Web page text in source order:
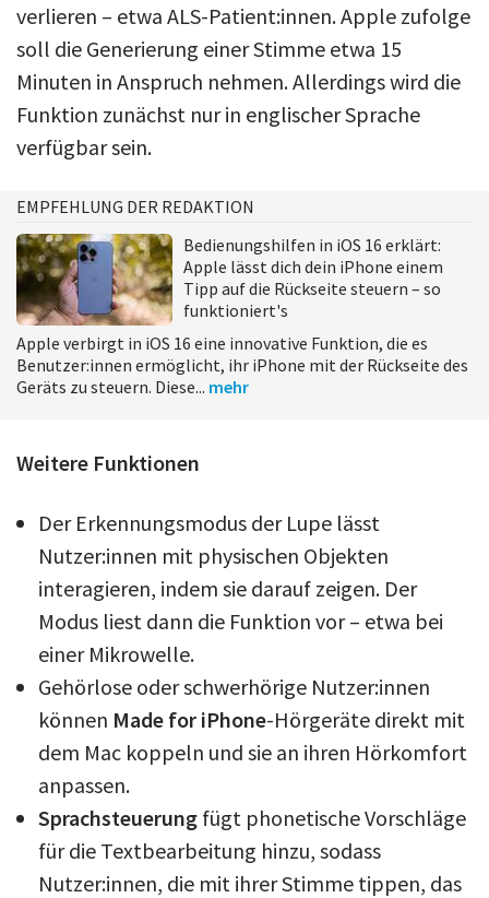
verlieren – etwa ALS-Patient:innen. Apple zufolge
soll die Generierung einer Stimme etwa 15
Minuten in Anspruch nehmen. Allerdings wird die
Funktion zunächst nur in englischer Sprache
verfügbar sein.
EMPFEHLUNG DER REDAKTION
Bedienungshilfen in iOS 16 erklärt:
Apple lässt dich dein iPhone einem
Tipp auf die Rückseite steuern – so
funktioniert's
Apple verbirgt in iOS 16 eine innovative Funktion, die es
Benutzer:innen ermöglicht, ihr iPhone mit der Rückseite des
Geräts zu steuern. Diese... mehr
Weitere Funktionen
Der Erkennungsmodus der Lupe lässt
Nutzer:innen mit physischen Objekten
interagieren, indem sie darauf zeigen. Der
Modus liest dann die Funktion vor – etwa bei
einer Mikrowelle.
Gehörlose oder schwerhörige Nutzer:innen
können Made for iPhone-Hörgeräte direkt mit
dem Mac koppeln und sie an ihren Hörkomfort
anpassen.
Sprachsteuerung fügt phonetische Vorschläge
für die Textbearbeitung hinzu, sodass
Nutzer:innen, die mit ihrer Stimme tippen, das